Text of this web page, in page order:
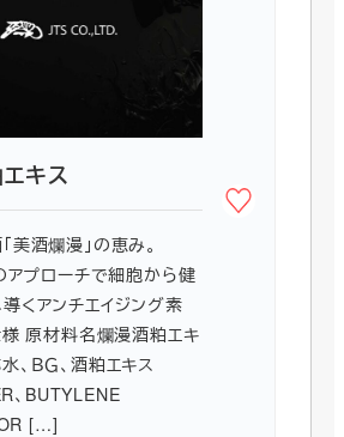
キス
美酒爛漫」の恵み。
プローチで細胞から健
くアンチエイジング素
原材料名爛漫酒粕エキ
、ＢＧ、酒粕エキス
、BUTYLENE
OR […]